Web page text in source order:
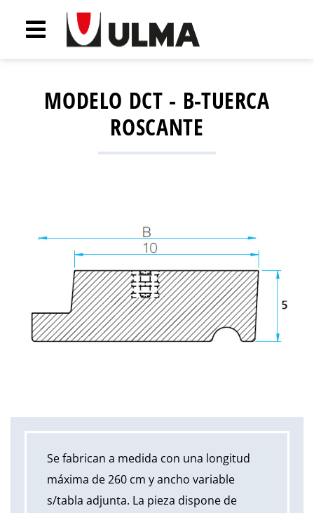
MODELO DCT - B-TUERCA
ROSCANTE
Se fabrican a medida con una longitud
máxima de 260 cm y ancho variable
s/tabla adjunta. La pieza dispone de